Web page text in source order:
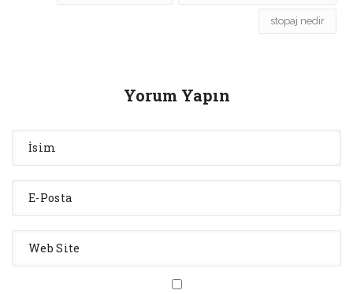
stopaj nedir
Yorum Yapın